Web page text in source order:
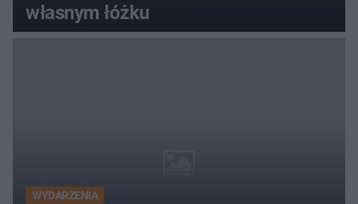
własnym łóżku
WYDARZENIA